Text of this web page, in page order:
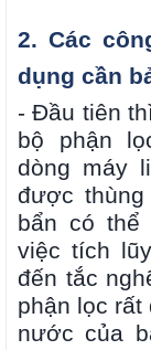
2. Các
dụng cần
- Đầu tiên
bộ phận
dòng máy
được
bẩn có thể
việc tích
đến tắc
phận lọc
nước của